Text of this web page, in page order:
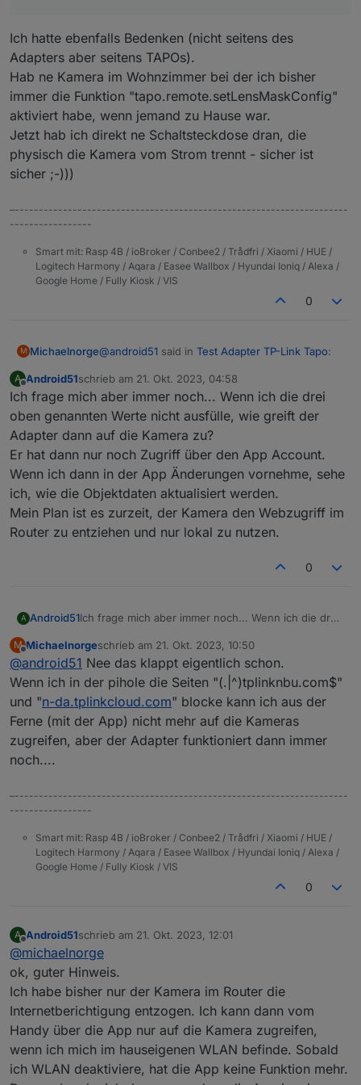
aus der Handy-App ab. Ich hatte das eigentlich
anders verstanden, dass die Daten nur noch lokal im
Netzwerk bleiben.
Nicht falsch verstehen... Danke für den Adapter.
Ich hatte mir nur vorgestellt, dass ich die Kamera
anschließend rein lokal verwenden kann, weil ich
Cloud zu sehen ist.
Aber ich habe da schon eine Idee, wie sich das
realisieren lässt.
Ich hatte ebenfalls Bedenken (nicht seitens des
Adapters aber seitens TAPOs).
Hab ne Kamera im Wohnzimmer bei der ich bisher
immer die Funktion "tapo.remote.setLensMaskConfig"
aktiviert habe, wenn jemand zu Hause war.
Jetzt hab ich direkt ne Schaltsteckdose dran, die
physisch die Kamera vom Strom trennt - sicher ist
sicher ;-)))
–---------------------------------------------------------------------
-----------------
Smart mit: Rasp 4B / ioBroker / Conbee2 / Trådfri / Xiaomi / HUE /
Logitech Harmony / Aqara / Easee Wallbox / Hyundai Ioniq / Alexa /
Google Home / Fully Kiosk / VIS
0
M Michaelnorge@android51 said in Test Adapter TP-Link Tapo:
Ich hatte mir nur vorgestellt, dass ich die
Kamera anschließend rein lokal verwenden
Ich hatte ebenfalls Bedenken (nicht seitens des
Adapters aber seitens TAPOs).
Hab ne Kamera im Wohnzimmer bei der ich
bisher immer die Funktion
"tapo.remote.setLensMaskConfig" aktiviert
habe, wenn jemand zu Hause war.
Jetzt hab ich direkt ne Schaltsteckdose dran, die
physisch die Kamera vom Strom trennt - sicher
A
Offline
Android51schrieb am 21. Okt. 2023, 04:58
zuletzt editiert von
Ich frage mich aber immer noch... Wenn ich die drei
oben genannten Werte nicht ausfülle, wie greift der
Adapter dann auf die Kamera zu?
Er hat dann nur noch Zugriff über den App Account.
Wenn ich dann in der App Änderungen vornehme, sehe
ich, wie die Objektdaten aktualisiert werden.
Mein Plan ist es zurzeit, der Kamera den Webzugriff im
Router zu entziehen und nur lokal zu nutzen.
0
A Android51Ich frage mich aber immer noch... Wenn ich die drei
Adapter dann auf die Kamera zu?
Er hat dann nur noch Zugriff über den App Account.
Wenn ich dann in der App Änderungen vornehme,
sehe ich, wie die Objektdaten aktualisiert werden.
Mein Plan ist es zurzeit, der Kamera den Webzugriff
im Router zu entziehen und nur lokal zu nutzen.
M
Offline
Michaelnorgeschrieb am 21. Okt. 2023, 10:50
zuletzt editiert von
@android51 Nee das klappt eigentlich schon.
Wenn ich in der pihole die Seiten "(.|^)tplinknbu.com$"
und "n-da.tplinkcloud.com" blocke kann ich aus der
Ferne (mit der App) nicht mehr auf die Kameras
zugreifen, aber der Adapter funktioniert dann immer
noch....
–---------------------------------------------------------------------
-----------------
Smart mit: Rasp 4B / ioBroker / Conbee2 / Trådfri / Xiaomi / HUE /
Logitech Harmony / Aqara / Easee Wallbox / Hyundai Ioniq / Alexa /
Google Home / Fully Kiosk / VIS
0
A
Offline
Android51schrieb am 21. Okt. 2023, 12:01
zuletzt editiert von
@michaelnorge
ok, guter Hinweis.
Ich habe bisher nur der Kamera im Router die
Internetberichtigung entzogen. Ich kann dann vom
Handy über die App nur auf die Kamera zugreifen,
wenn ich mich im hauseigenen WLAN befinde. Sobald
ich WLAN deaktiviere, hat die App keine Funktion mehr.